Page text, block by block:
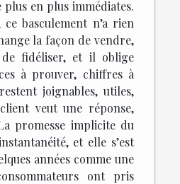
plus en plus immédiates.
basculement n’a rien
la façon de vendre,
de fidéliser, et il oblige
à prouver, chiffres à
joignables, utiles,
veut une réponse,
promesse implicite du
et elle s’est
années comme une
ont pris